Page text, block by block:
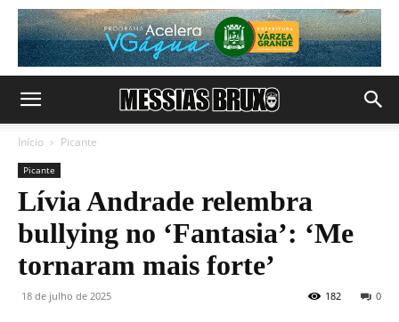
Início Picante
Picante
Lívia Andrade relembra
bullying no ‘Fantasia’: ‘Me
tornaram mais forte’
18 de julho de 2025 0
182